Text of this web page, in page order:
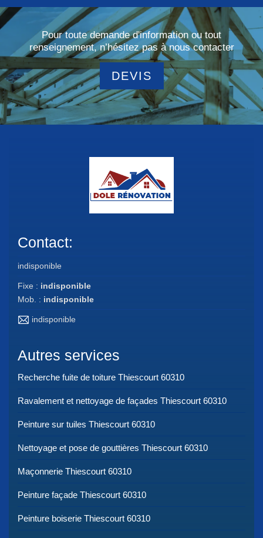
Pour toute demande d'information ou tout
renseignement, n’hésitez pas à nous contacter
DEVIS
Contact:
indisponible
Fixe : indisponible
Mob. : indisponible
indisponible
Autres services
Recherche fuite de toiture Thiescourt 60310
Ravalement et nettoyage de façades Thiescourt 60310
Peinture sur tuiles Thiescourt 60310
Nettoyage et pose de gouttières Thiescourt 60310
Maçonnerie Thiescourt 60310
Peinture façade Thiescourt 60310
Peinture boiserie Thiescourt 60310